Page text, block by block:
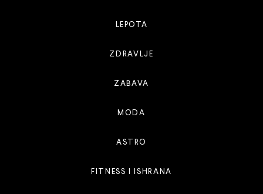
LEPOTA
ZDRAVLJE
ZABAVA
MODA
ASTRO
FITNESS I ISHRANA